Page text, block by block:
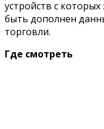
устройств с
быть дополнен
торговли.
Где смотреть